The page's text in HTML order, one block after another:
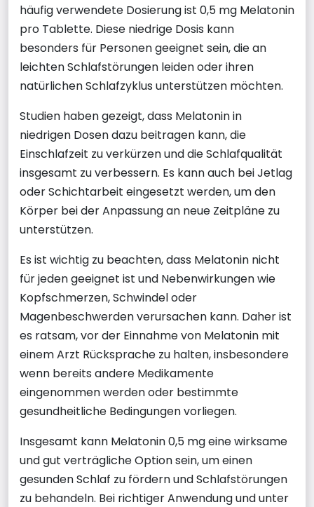
häufig verwendete Dosierung ist 0,5 mg Melatonin
pro Tablette. Diese niedrige Dosis kann
besonders für Personen geeignet sein, die an
leichten Schlafstörungen leiden oder ihren
natürlichen Schlafzyklus unterstützen möchten.
Studien haben gezeigt, dass Melatonin in
niedrigen Dosen dazu beitragen kann, die
Einschlafzeit zu verkürzen und die Schlafqualität
insgesamt zu verbessern. Es kann auch bei Jetlag
oder Schichtarbeit eingesetzt werden, um den
Körper bei der Anpassung an neue Zeitpläne zu
unterstützen.
Es ist wichtig zu beachten, dass Melatonin nicht
für jeden geeignet ist und Nebenwirkungen wie
Kopfschmerzen, Schwindel oder
Magenbeschwerden verursachen kann. Daher ist
es ratsam, vor der Einnahme von Melatonin mit
einem Arzt Rücksprache zu halten, insbesondere
wenn bereits andere Medikamente
eingenommen werden oder bestimmte
gesundheitliche Bedingungen vorliegen.
Insgesamt kann Melatonin 0,5 mg eine wirksame
und gut verträgliche Option sein, um einen
gesunden Schlaf zu fördern und Schlafstörungen
zu behandeln. Bei richtiger Anwendung und unter